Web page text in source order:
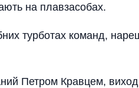
на плавзасобах.
турботах команд,
Петром Кравцем,